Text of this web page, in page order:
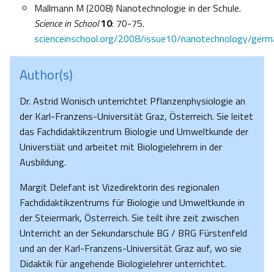
Mallmann M (2008) Nanotechnologie in der Schule.
Science in School10: 70-75.
scienceinschool.org/2008/issue10/nanotechnology/
Author(s)
Dr. Astrid Wonisch unterrichtet Pflanzenphysiologie an
der Karl-Franzens-Universität Graz, Österreich. Sie leitet
das Fachdidaktikzentrum Biologie und Umweltkunde der
Universtiät und arbeitet mit Biologielehrern in der
Ausbildung.
Margit Delefant ist Vizedirektorin des regionalen
Fachdidaktikzentrums für Biologie und Umweltkunde in
der Steiermark, Österreich. Sie teilt ihre zeit zwischen
Unterricht an der Sekundarschule BG / BRG Fürstenfeld
und an der Karl-Franzens-Universität Graz auf, wo sie
Didaktik für angehende Biologielehrer unterrichtet.